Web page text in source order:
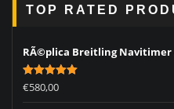
TOP RATED
RÃ©plica Breitling Navitimer
Rated5.00
out of 5
€580,00